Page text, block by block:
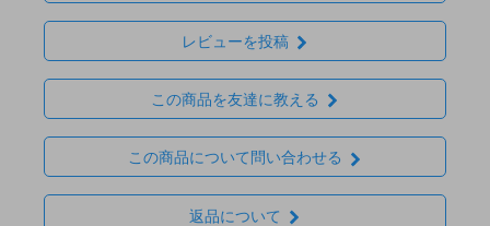
レビューを投稿
この商品を友達に教える
この商品について問い合わせる
返品について